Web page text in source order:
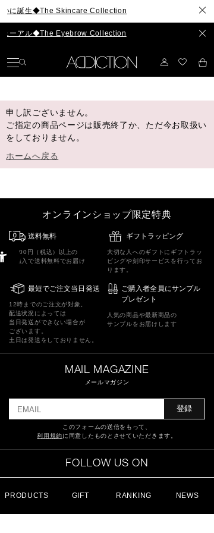
いに誕生◆The Skincare Collection
ューアル◆The Eyebrow Collection
申し訳ございません。
ご指定の商品ページは販売終了か、ただ今お取扱い
をしておりません。
ホームへ戻る
PRODUCTS GIFT RANKING NEWS
オンラインショップ限定特典
送料無料
5,500円（税込）以上の
ご購入で送料無料でお届け
ギフトラッピング
大切な人へのギフトにギフトラッ
ピングや刻印サービスを行ってお
ります。
最短でご注文当日発送
12時までのご注文が対象。
配送状況によっては
当日発送ができない場合が
ございます。
土日は発送をしておりません。
ご購入者全員にサンプル
プレゼント
人気の商品や最新商品の
サンプルをお届けします
MAIL MAGAZINE
メールマガジン
登録
このフォームの送信をもって、
利用規約に同意したものとさせていただきます。
FOLLOW US ON
特定商取引法に基づく表記 ショッピングガイド